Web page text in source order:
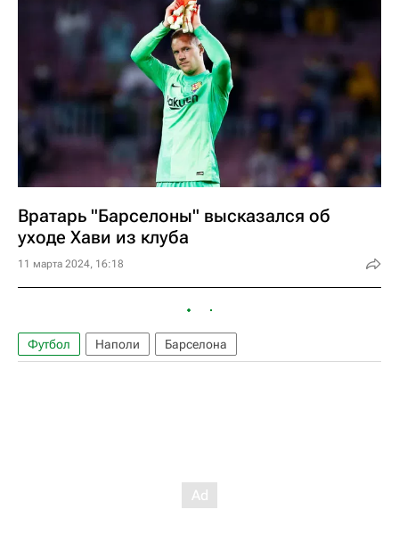
Вратарь "Барселоны" высказался об
уходе Хави из клуба
11 марта 2024, 16:18
Футбол Наполи Барселона